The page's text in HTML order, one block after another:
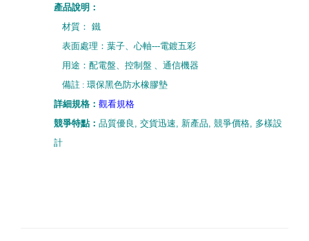
產品說明：
材質： 鐵
表面處理：葉子、心軸---電鍍五彩
用途：配電盤、控制盤 、通信機器
備註 : 環保黑色防水橡膠墊
詳細規格 ： 觀看規格
競爭特點： 品質優良 , 交貨迅速, 新產品, 競爭價格, 多樣設
計